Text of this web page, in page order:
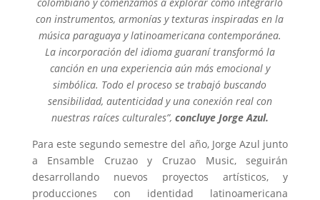
con instrumentos, armonías y texturas inspiradas en la
música paraguaya y latinoamericana contemporánea.
La incorporación del idioma guaraní transformó la
canción en una experiencia aún más emocional y
simbólica. Todo el proceso se trabajó buscando
sensibilidad, autenticidad y una conexión real con
nuestras raíces culturales”, concluye Jorge Azul.
Para este segundo semestre del año, Jorge Azul junto
a Ensamble Cruzao y Cruzao Music, seguirán
desarrollando nuevos proyectos artísticos, y
producciones con identidad latinoamericana